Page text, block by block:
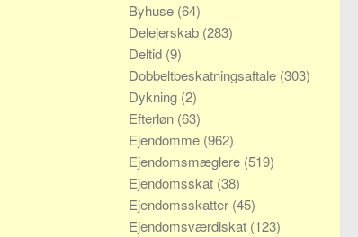
Byhuse (64)
Delejerskab (283)
Deltid (9)
Dobbeltbeskatningsaftale (303)
Dykning (2)
Efterløn (63)
Ejendomme (962)
Ejendomsmæglere (519)
Ejendomsskat (38)
Ejendomsskatter (45)
Ejendomsværdiskat (123)